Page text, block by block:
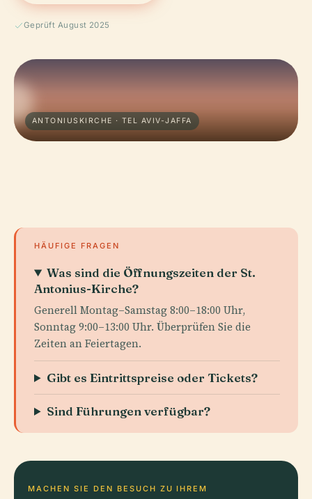
Geprüft August 2025
ANTONIUSKIRCHE · TEL AVIV-JAFFA
HÄUFIGE FRAGEN
Was sind die Öffnungszeiten der St.
Antonius-Kirche?
Generell Montag–Samstag 8:00–18:00 Uhr,
Sonntag 9:00–13:00 Uhr. Überprüfen Sie die
Zeiten an Feiertagen.
Gibt es Eintrittspreise oder Tickets?
Sind Führungen verfügbar?
MACHEN SIE DEN BESUCH ZU IHREM